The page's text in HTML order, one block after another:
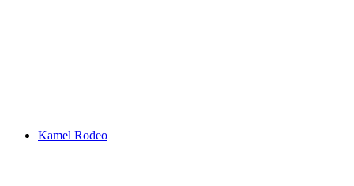
Kamel Rodeo